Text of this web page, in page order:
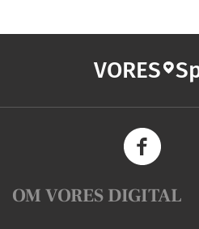
VORES
OM VORES DIGITAL